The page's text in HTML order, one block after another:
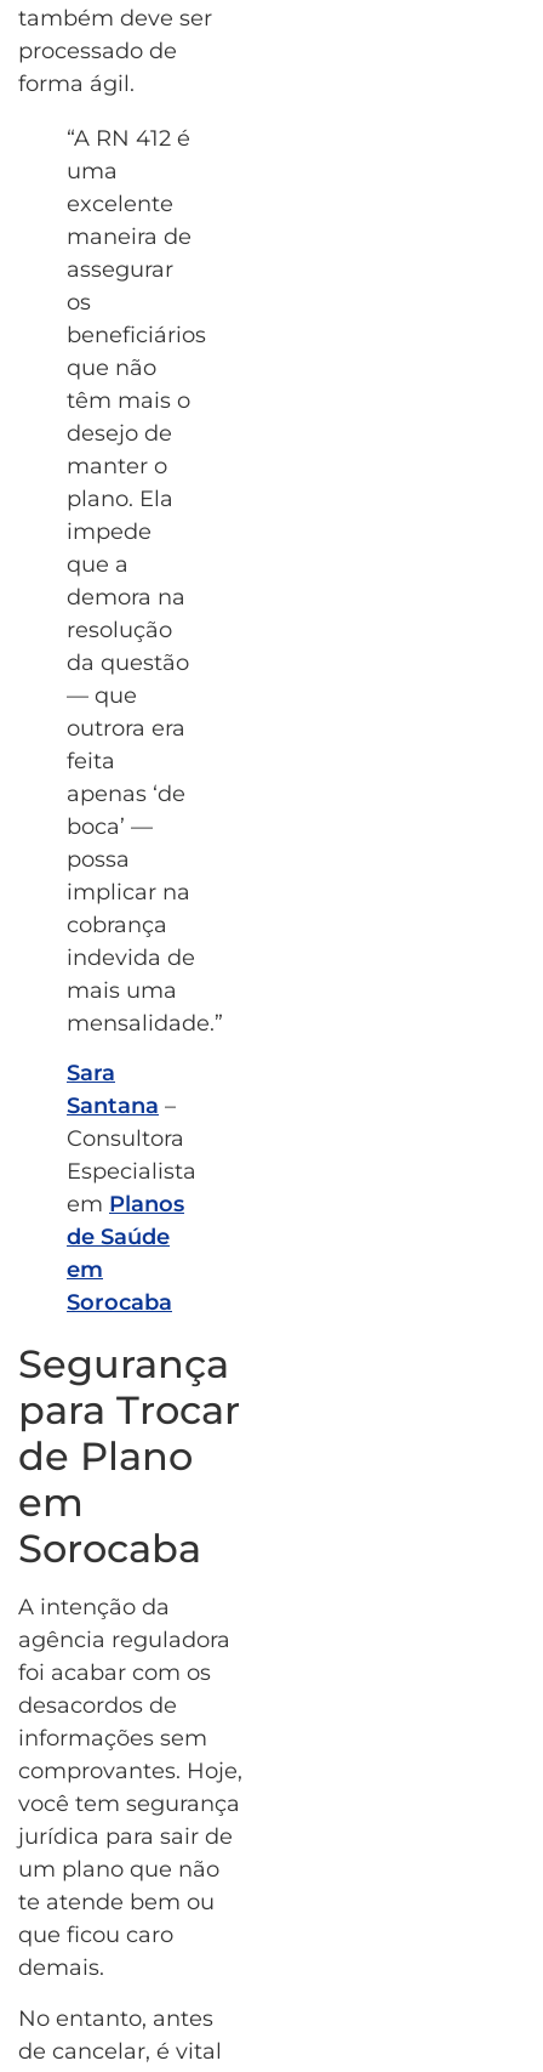
também deve ser
processado de
forma ágil.
“A RN 412 é
uma
excelente
maneira de
assegurar
os
beneficiários
que não
têm mais o
desejo de
manter o
plano. Ela
impede
que a
demora na
resolução
da questão
— que
outrora era
feita
apenas ‘de
boca’ —
possa
implicar na
cobrança
indevida de
mais uma
mensalidade.”
Sara
Santana –
Consultora
Especialista
em Planos
de Saúde
em
Sorocaba
Segurança
para Trocar
de Plano
em
Sorocaba
A intenção da
agência reguladora
foi acabar com os
desacordos de
informações sem
comprovantes. Hoje,
você tem segurança
jurídica para sair de
um plano que não
te atende bem ou
que ficou caro
demais.
No entanto, antes
de cancelar, é vital